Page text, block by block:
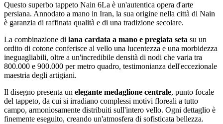
Questo superbo tappeto Nain 6La è un'autentica opera d'arte
persiana. Annodato a mano in Iran, la sua origine nella città di Nain
è garanzia di raffinata qualità e di una tradizione secolare.
La combinazione di lana cardata a mano e pregiata seta su un
ordito di cotone conferisce al vello una lucentezza e una morbidezza
ineguagliabili, oltre a un'incredibile densità di nodi che varia tra
800.000 e 900.000 per metro quadro, testimonianza dell'eccezionale
maestria degli artigiani.
Il disegno presenta un elegante medaglione centrale, punto focale
del tappeto, da cui si irradiano complessi motivi floreali a tutto
campo, armoniosamente distribuiti sull'intero vello. Ogni dettaglio è
finemente eseguito, creando un'atmosfera di sofisticata bellezza.